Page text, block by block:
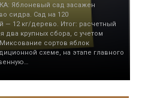
Яблоневый сад засажен
сидра. Сад на 120
12 кг/дерево. Итог: расчетный
два крупных сбора, с учетом
сортов яблок
схеме, на этапе главного